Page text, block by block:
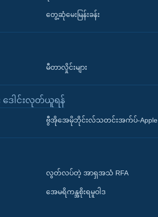
တွေ့ဆုံမေးမြန်းခန်း
မီတာလှိုင်းများ
ေါင်းလုတ်ယူရန်
ဗွီအိုအေမိုဘိုင်းလ်သတင်းအက်ပ်-Apple
လွတ်လပ်တဲ့ အာရှအသံ RFA
အေမရိကန္အစိုးရမူဝါဒ